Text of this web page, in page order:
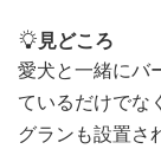
見どころ
愛犬と一緒にバ
ているだけでな
グランも設置さ